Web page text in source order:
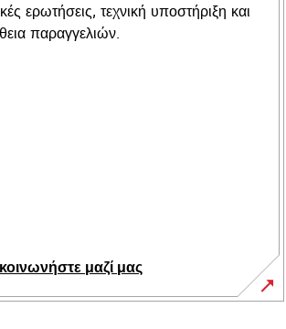
ερωτήσεις, τεχνική υποστήριξη και
παραγγελιών.
μαζί μας